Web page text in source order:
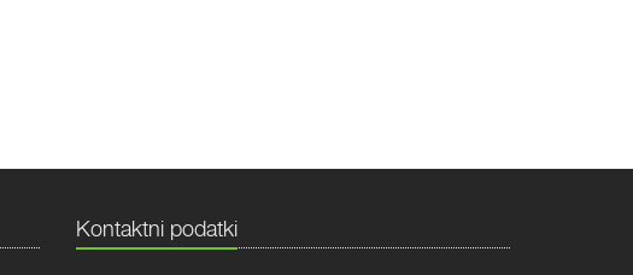
Kontaktni podatki